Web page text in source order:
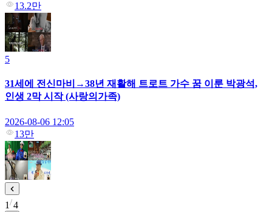
13.2만
5
31세에 전신마비→38년 재활해 트로트 가수 꿈 이룬 박광석,
인생 2막 시작 (사랑의가족)
2026-08-06 12:05
13만
1 4